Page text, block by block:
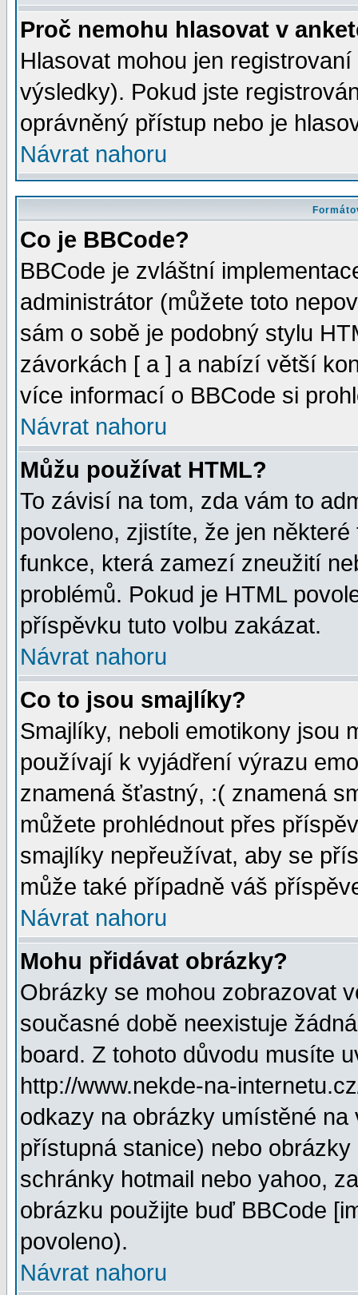
Proč nemohu hlasovat v
Hlasovat mohou jen
výsledky). Pokud jste
oprávněný přístup nebo je
Návrat nahoru
Co je BBCode?
BBCode je zvláštní
administrátor (můžete toto
sám o sobě je podobný stylu
závorkách [ a ] a nabízí větší
více informací o BBCode si
Návrat nahoru
Můžu používat HTML?
To závisí na tom, zda vám to
povoleno, zjistíte, že jen
funkce, která zamezí zneužití
problémů. Pokud je HTML
příspěvku tuto volbu zakázat.
Návrat nahoru
Co to jsou smajlíky?
Smajlíky, neboli emotikony jsou
používají k vyjádření výrazu
znamená šťastný, :( znamená
můžete prohlédnout přes
smajlíky nepřeužívat, aby se
může také případně váš
Návrat nahoru
Mohu přidávat obrázky?
Obrázky se mohou zobrazovat
současné době neexistuje
board. Z tohoto důvodu musíte
http://www.nekde-na-
odkazy na obrázky umístěné
přístupná stanice) nebo
schránky hotmail nebo yahoo,
obrázku použijte buď BBCode
povoleno).
Návrat nahoru